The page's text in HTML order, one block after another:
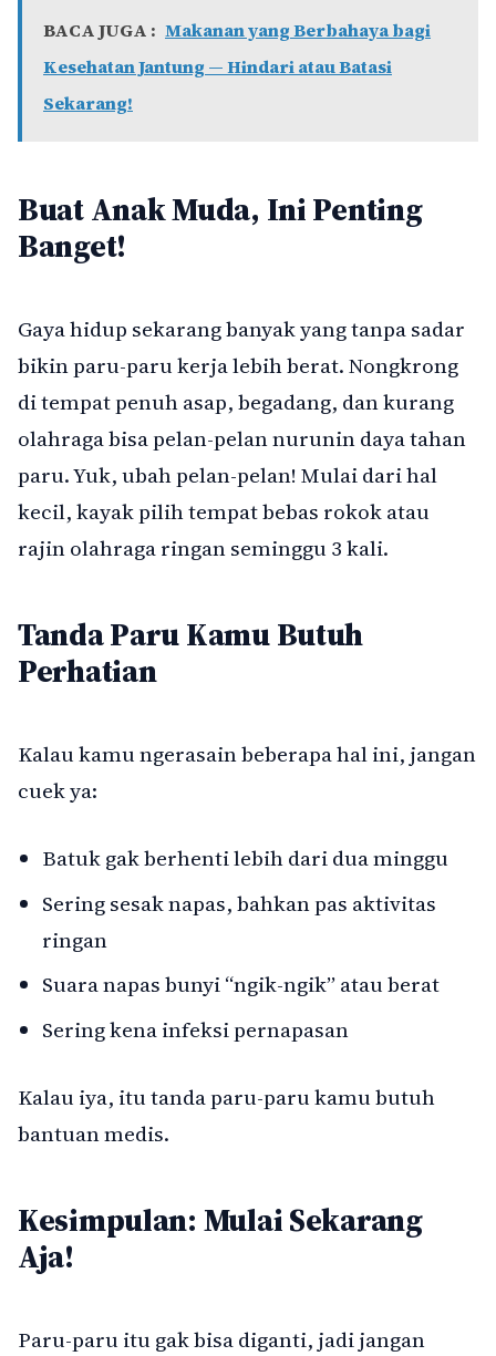
BACA JUGA : Makanan yang Berbahaya bagi
Kesehatan Jantung — Hindari atau Batasi
Sekarang!
Buat Anak Muda, Ini Penting
Banget!
Gaya hidup sekarang banyak yang tanpa sadar
bikin paru-paru kerja lebih berat. Nongkrong
di tempat penuh asap, begadang, dan kurang
olahraga bisa pelan-pelan nurunin daya tahan
paru. Yuk, ubah pelan-pelan! Mulai dari hal
kecil, kayak pilih tempat bebas rokok atau
rajin olahraga ringan seminggu 3 kali.
Tanda Paru Kamu Butuh
Perhatian
Kalau kamu ngerasain beberapa hal ini, jangan
cuek ya:
Batuk gak berhenti lebih dari dua minggu
Sering sesak napas, bahkan pas aktivitas
ringan
Suara napas bunyi “ngik-ngik” atau berat
Sering kena infeksi pernapasan
Kalau iya, itu tanda paru-paru kamu butuh
bantuan medis.
Kesimpulan: Mulai Sekarang
Aja!
Paru-paru itu gak bisa diganti, jadi jangan